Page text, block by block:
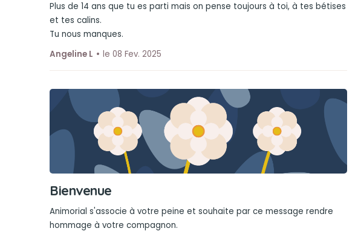
Plus de 14 ans que tu es parti mais on pense toujours à toi, à tes bétises
et tes calins.
Tu nous manques.
Angeline L
le 08 Fev. 2025
Bienvenue
Animorial s'associe à votre peine et souhaite par ce message rendre
hommage à votre compagnon.